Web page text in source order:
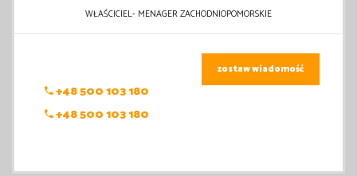
WŁAŚCICIEL- MENAGER ZACHODNIOPOMORSKIE
+48 500 103 180
+48 500 103 180
zostaw wiadomość